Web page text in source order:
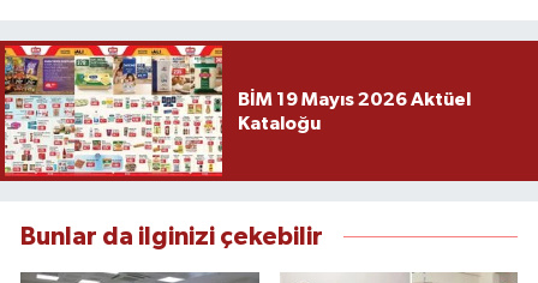
BİM 19 Mayıs 2026 Aktüel
Kataloğu
Bunlar da ilginizi çekebilir